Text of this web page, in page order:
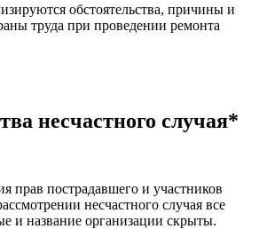
обстоятельства, причины и
труда при проведении ремонта
несчастного случая*
прав пострадавшего и участников
несчастного случая все
и название организации скрыты.